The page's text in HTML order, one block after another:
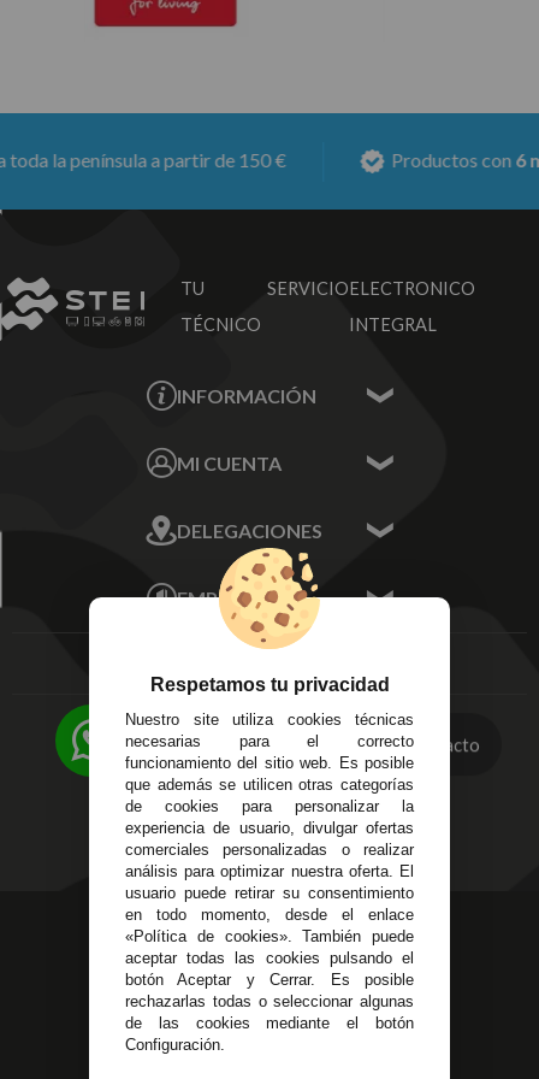
península a partir de 150 € Productos con6
TU SERVICIO
TÉCNICO
ELECTRONICO
INTEGRAL
INFORMACIÓN
Sobre nosotros
MI CUENTA
Mis Direcciones
Mis Pedidos
Mis favoritos
FAQ's
DELEGACIONES
Écija - Sevilla
Av. Plaza de Toros.
Local 3
C/ Ingeniero Iribarren,
14
Alzira - Valencia
C/ Esplugues, 135
EMPRESA
Aviso Legal
Devoluciones
Política de Privacidad
Pago Seguro
Terminos y
Condiciones Generales
Políticas de Cookies
623 23 31 98
Atendemos Whatsapp
955 44 45 43/955 44 45 44
Contacto
Respetamos tu privacidad
Nuestro site utiliza cookies técnicas
necesarias para el correcto
funcionamiento del sitio web. Es posible
que además se utilicen otras categorías
de cookies para personalizar la
experiencia de usuario, divulgar ofertas
comerciales personalizadas o realizar
análisis para optimizar nuestra oferta. El
usuario puede retirar su consentimiento
en todo momento, desde el enlace
«Política de cookies». También puede
aceptar todas las cookies pulsando el
botón Aceptar y Cerrar. Es posible
rechazarlas todas o seleccionar algunas
de las cookies mediante el botón
Configuración.